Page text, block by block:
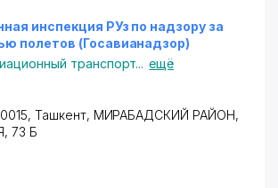
инспекция РУз по надзору за
полетов (Госавианадзор)
транспорт... ещё
Ташкент, МИРАБАДСКИЙ РАЙОН,
73 Б